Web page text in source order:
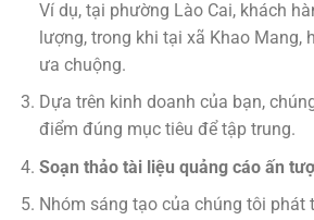
Ví dụ, tại phường Lào Cai, khách
lượng, trong khi tại xã Khao Mang,
ưa chuộng.
Dựa trên kinh doanh của bạn,
điểm đúng mục tiêu để tập trung.
Soạn thảo tài liệu quảng cáo ấn
Nhóm sáng tạo của chúng tôi phát